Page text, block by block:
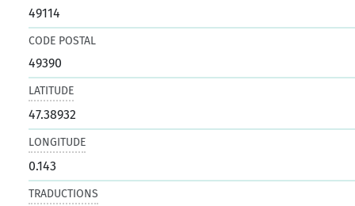
49114
CODE POSTAL
49390
LATITUDE
47.38932
LONGITUDE
0.143
TRADUCTIONS